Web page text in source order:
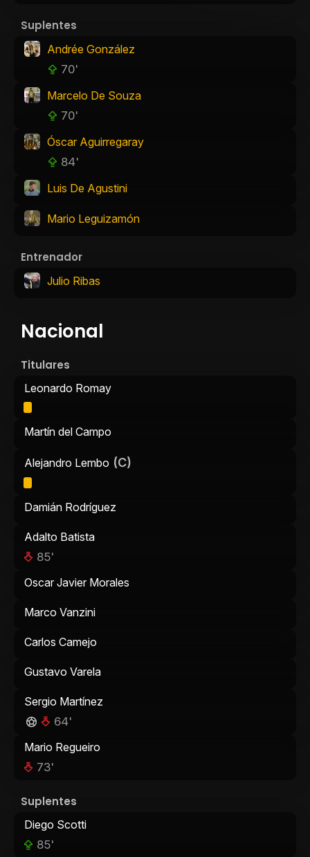
Suplentes
Andrée González
70'
Marcelo De Souza
70'
Óscar Aguirregaray
84'
Luis De Agustini
Mario Leguizamón
Entrenador
Julio Ribas
Nacional
Titulares
Leonardo Romay
Martín del Campo
Alejandro Lembo (C)
Damián Rodríguez
Adalto Batista
85'
Oscar Javier Morales
Marco Vanzini
Carlos Camejo
Gustavo Varela
Sergio Martínez
64'
Mario Regueiro
73'
Suplentes
Diego Scotti
85'